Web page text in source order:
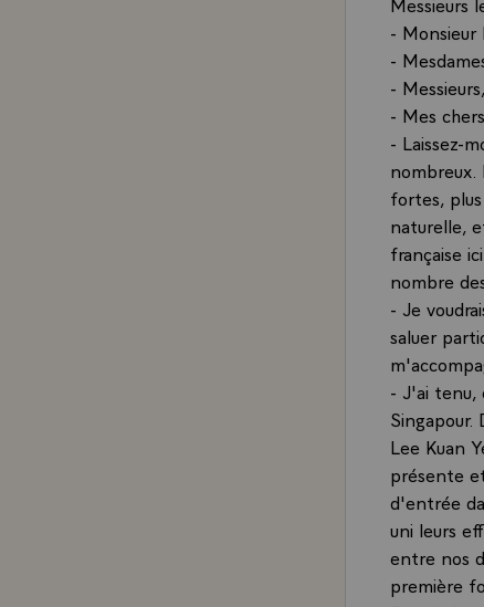
- Monsieur
-
- Messieurs,
- Mes
- Laissez-
nombreux.
fortes,
naturelle,
française
nombre
- Je
saluer
- J'ai tenu,
Lee Kuan
présente
d'entrée
uni leurs
entre nos
première